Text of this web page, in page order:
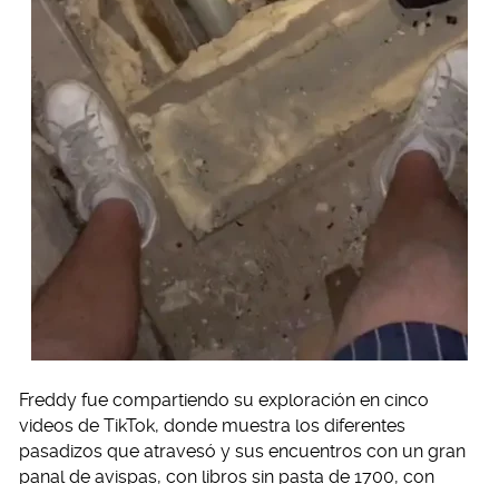
Freddy fue compartiendo su exploración en cinco
videos de TikTok, donde muestra los diferentes
pasadizos que atravesó y sus encuentros con un gran
panal de avispas, con libros sin pasta de 1700, con